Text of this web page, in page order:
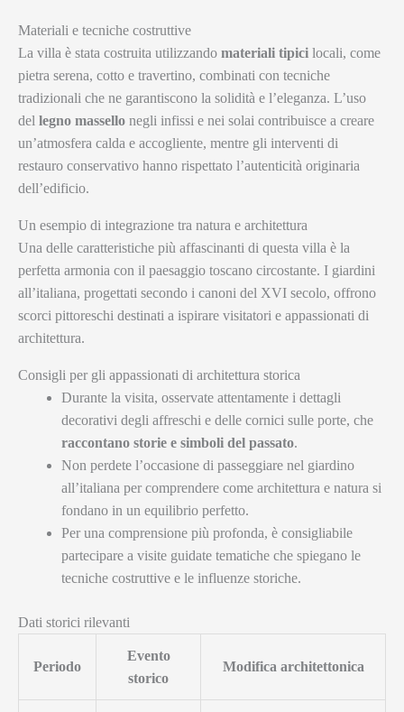
Materiali e tecniche costruttive
La villa è stata costruita utilizzando materiali tipici locali, come
pietra serena, cotto e travertino, combinati con tecniche
tradizionali che ne garantiscono la solidità e l’eleganza. L’uso
del legno massello negli infissi e nei solai contribuisce a creare
un’atmosfera calda e accogliente, mentre gli interventi di
restauro conservativo hanno rispettato l’autenticità originaria
dell’edificio.
Un esempio di integrazione tra natura e architettura
Una delle caratteristiche più affascinanti di questa villa è la
perfetta armonia con il paesaggio toscano circostante. I giardini
all’italiana, progettati secondo i canoni del XVI secolo, offrono
scorci pittoreschi destinati a ispirare visitatori e appassionati di
architettura.
Consigli per gli appassionati di architettura storica
Durante la visita, osservate attentamente i dettagli
decorativi degli affreschi e delle cornici sulle porte, che
raccontano storie e simboli del passato.
Non perdete l’occasione di passeggiare nel giardino
all’italiana per comprendere come architettura e natura si
fondano in un equilibrio perfetto.
Per una comprensione più profonda, è consigliabile
partecipare a visite guidate tematiche che spiegano le
tecniche costruttive e le influenze storiche.
Dati storici rilevanti
Periodo
Evento
storico
Modifica architettonica